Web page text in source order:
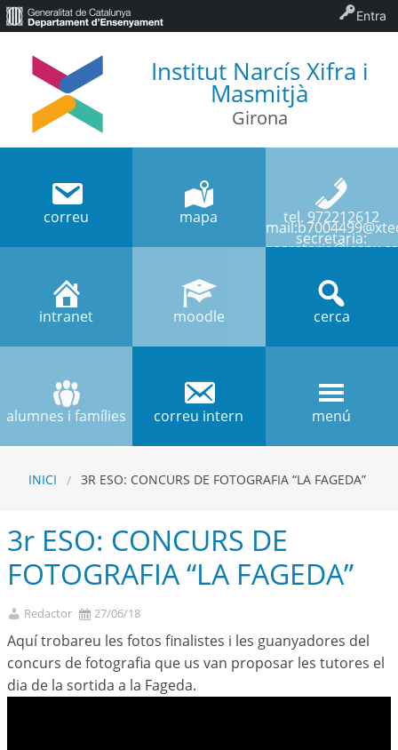
Institut Narcís Xifra i
Masmitjà
Girona
correu mapa tel. 972212612
secretaria:
intranet moodle cerca
alumnes i famílies correu intern menú
INICI 3R ESO: CONCURS DE FOTOGRAFIA “LA FAGEDA”
3r ESO: CONCURS DE
FOTOGRAFIA “LA FAGEDA”
Redactor 27/06/18
Aquí trobareu les fotos finalistes i les guanyadores del
concurs de fotografia que us van proposar les tutores el
dia de la sortida a la Fageda.
Entra